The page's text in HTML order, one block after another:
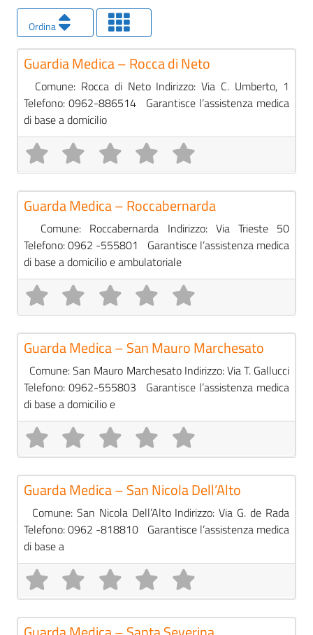
Ordina
Guardie Mediche
Guardia Medica – Rocca di Neto
Comune: Rocca di Neto Indirizzo: Via C. Umberto, 1
Telefono: 0962-886514 Garantisce l’assistenza medica
di base a domicilio
Guarda Medica – Roccabernarda
Comune: Roccabernarda Indirizzo: Via Trieste 50
Telefono: 0962 -555801 Garantisce l’assistenza medica
di base a domicilio e ambulatoriale
Guarda Medica – San Mauro Marchesato
Comune: San Mauro Marchesato Indirizzo: Via T. Gallucci
Telefono: 0962-555803 Garantisce l’assistenza medica
di base a domicilio e
Guarda Medica – San Nicola Dell’Alto
Comune: San Nicola Dell’Alto Indirizzo: Via G. de Rada
Telefono: 0962 -818810 Garantisce l’assistenza medica
di base a